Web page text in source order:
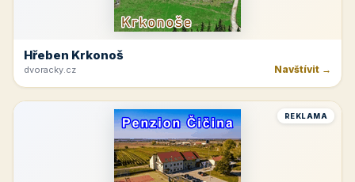
Hřeben Krkonoš
dvoracky.cz Navštívit →
REKLAMA